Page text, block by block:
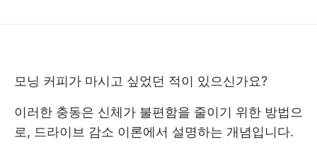
모닝 커피가 마시고 싶었던 적이 있으신가요?
이러한 충동은 신체가 불편함을 줄이기 위한 방법으
로, 드라이브 감소 이론에서 설명하는 개념입니다.